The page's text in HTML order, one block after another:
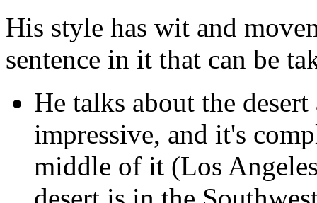
His style has wit and
sentence in it that can be
He talks about the
impressive, and it's
middle of it (Los